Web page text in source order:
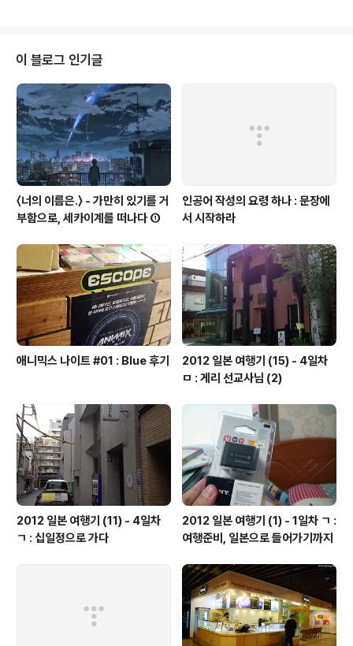
그러나 이러한 나의 찬성은 내가 전대 학생들이 생각하듯이 뉴라이트나 보수 진
영인이기 때문은 결코 아니다. 오히려 나 또한 진보의 스펙트럼안에 나를 규정
하고 있고,..
이 블로그 인기글
〈너의 이름은.〉 - 가만히 있기를 거
부함으로, 세카이계를 떠나다 ①
인공어 작성의 요령 하나 : 문장에
서 시작하라
애니믹스 나이트 #01 : Blue 후기
2012 일본 여행기 (15) - 4일차
ㅁ : 게리 선교사님 (2)
2012 일본 여행기 (11) - 4일차
ㄱ : 십일정으로 가다
2012 일본 여행기 (1) - 1일차 ㄱ :
여행준비, 일본으로 들어가기까지